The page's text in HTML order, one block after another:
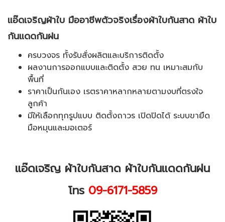
แอ๊ดเจริญผ้าใบ มืออาชีพตัวจริงเรื่องผ้าใบกันสาด ผ้าใบ
กันแดดกันฝน
ครบวงจร ทั้งรับสั่งผลิตและบริการติดตั้ง
ผลงานการออกแบบและติดตั้ง สวย ทน เหมาะสมกับ
พื้นที่
ราคาเป็นกันเอง เรตราคาหลากหลายตามงบที่ตรงใจ
ลูกค้า
มีให้เลือกทุกรูปแบบ ติดตั้งถาวร เปิดปิดได้ ระบบขายืด
มือหมุนและมอเตอร์
แอ๊ดเจริญ ผ้าใบกันสาด ผ้าใบกันแดดกันฝน
โทร 09-6171-5859